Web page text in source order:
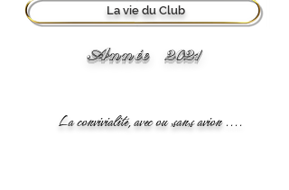
La vie du Club
Année 2021
La convivialité, avec ou sans avion ....